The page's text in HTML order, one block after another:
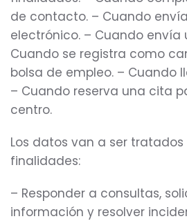
de contacto. – Cuando
electrónico. – Cuando envía
Cuando se registra como
bolsa de empleo. – Cuando
– Cuando reserva una cita
centro.
Los datos van a ser
finalidades:
– Responder a consultas,
información y resolver